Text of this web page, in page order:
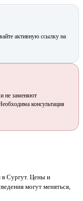
активную ссылку на
не заменяют
консультация
в Сургут. Цены и
могут меняться,